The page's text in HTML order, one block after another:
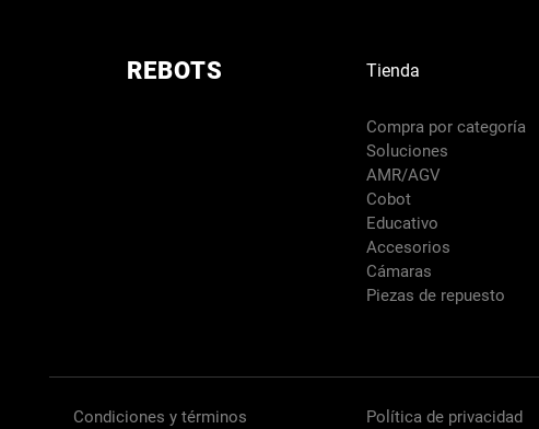
REBOTS Tienda
Compra por categoría
Soluciones
AMR/AGV
Cobot
Educativo
Accesorios
Cámaras
Piezas de repuesto
Condiciones y términos Política de privacidad